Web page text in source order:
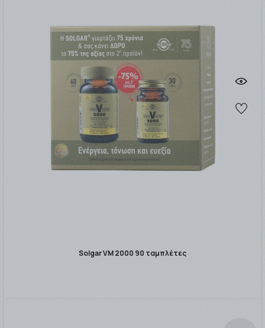
Solgar VM 2000 90 ταμπλέτες